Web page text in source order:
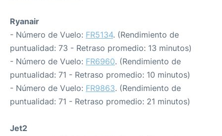
Ryanair
- Número de Vuelo: FR5134. (Rendimiento de
puntualidad: 73 - Retraso promedio: 13 minutos)
- Número de Vuelo: FR6960. (Rendimiento de
puntualidad: 71 - Retraso promedio: 10 minutos)
- Número de Vuelo: FR9863. (Rendimiento de
puntualidad: 71 - Retraso promedio: 21 minutos)
Jet2